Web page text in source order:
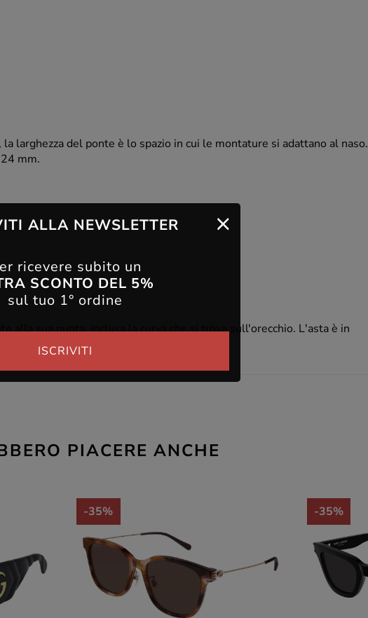
larghezza del ponte è lo spazio in cui le montature si adattano al naso.
mm.
alla sua punta, inclusa la curva che si trova sull'orecchio. L'asta è in
PIACERE ANCHE
-35% -35%
ALLA NEWSLETTER
ricevere subito un
SCONTO DEL 5%
sul tuo 1° ordine
ISCRIVITI